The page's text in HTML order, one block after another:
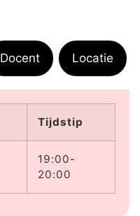
Docent Locatie
Tijdstip
19:00-
20:00